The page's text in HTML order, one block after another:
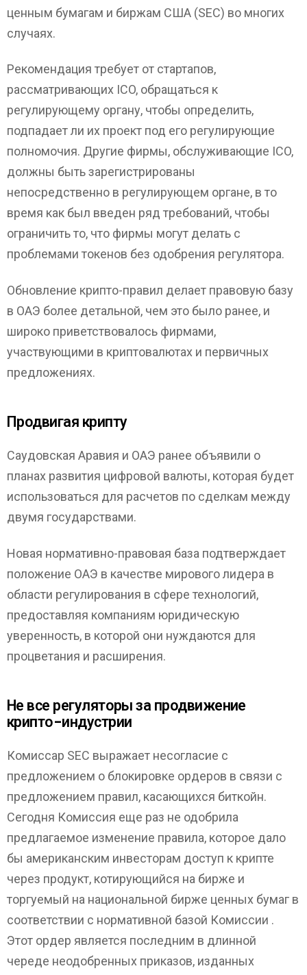
ценным бумагам и биржам США (SEC) во многих
случаях.
Рекомендация требует от стартапов,
рассматривающих ICO, обращаться к
регулирующему органу, чтобы определить,
подпадает ли их проект под его регулирующие
полномочия. Другие фирмы, обслуживающие ICO,
должны быть зарегистрированы
непосредственно в регулирующем органе, в то
время как был введен ряд требований, чтобы
ограничить то, что фирмы могут делать с
проблемами токенов без одобрения регулятора.
Обновление крипто-правил делает правовую базу
в ОАЭ более детальной, чем это было ранее, и
широко приветствовалось фирмами,
участвующими в криптовалютах и ​​первичных
предложениях.
Продвигая крипту
Саудовская Аравия и ОАЭ ранее объявили о
планах развития цифровой валюты, которая будет
использоваться для расчетов по сделкам между
двумя государствами.
Новая нормативно-правовая база подтверждает
положение ОАЭ в качестве мирового лидера в
области регулирования в сфере технологий,
предоставляя компаниям юридическую
уверенность, в которой они нуждаются для
процветания и расширения.
Не все регуляторы за продвижение
крипто-индустрии
Комиссар SEC выражает несогласие с
предложением о блокировке ордеров в связи с
предложением правил, касающихся биткойн.
Сегодня Комиссия еще раз не одобрила
предлагаемое изменение правила, которое дало
бы американским инвесторам доступ к крипте
через продукт, котирующийся на бирже и
торгуемый на национальной бирже ценных бумаг в
соответствии с нормативной базой Комиссии .
Этот ордер является последним в длинной
череде неодобренных приказов, изданных